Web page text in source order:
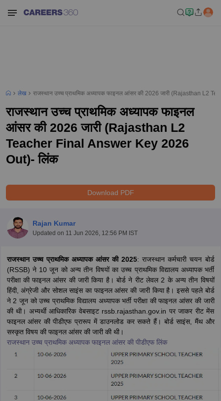
Exam Dates
IBPS Clerk Exam Dates
लेख राजस्थान उच्च प्राथमिक अध्यापक फाइनल आंसर की 2026 जारी (Rajasthan L2
राजस्थान उच्च प्राथमिक अध्यापक फाइनल
आंसर की 2026 जारी (Rajasthan L2
Teacher Final Answer Key 2026
Out)- लिंक
Download PDF
Rajan Kumar
Updated on 11 Jun 2026, 12:56 PM IST
राजस्थान उच्च प्राथमिक अध्यापक आंसर की 2025: राजस्थान कर्मचारी चयन बोर्ड
(RSSB) ने 10 जून को अन्य तीन विषयों का उच्च प्राथमिक विद्यालय अध्यापक भर्ती
परीक्षा की फाइनल आंसर की जारी किया है। बोर्ड ने रीट लेवल 2 के अन्य तीन विषयों
हिंदी, अंग्रेजी और सोशल साइंस का फाइनल आंसर की जारी किया है। इससे पहले बोर्ड
ने 2 जून को उच्च प्राथमिक विद्यालय अध्यापक भर्ती परीक्षा की फाइनल आंसर की जारी
की थी। अभ्यर्थी आधिकारिक वेबसाइट rssb.rajasthan.gov.in पर जाकर रीट मेंस
फाइनल आंसर की पीडीएफ प्रारूप में डाउनलोड कर सकते हैं। बोर्ड साइंस, मैंथ और
सस्कृत विषय की फाइनल आंसर की जारी की थी।
राजस्थान उच्च प्राथमिक अध्यापक फाइनल आंसर की पीडीएफ लिंक